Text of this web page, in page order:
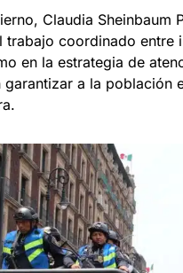
Claudia
trabajo coordinado entre
en la estrategia de
garantizar a la población